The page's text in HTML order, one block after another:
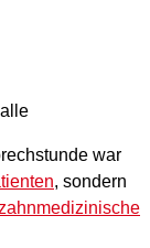
war
, sondern